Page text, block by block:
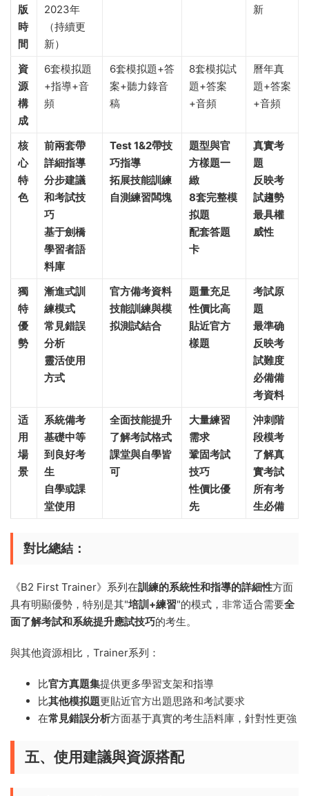
版
時
間
2023年
（持續更
新）
新
資
源
構
成
6套模拟題
+指導+音
頻
6套模拟題+答
案+聽力錄音
稿
8套模拟試
題+答案
+音頻
曆年真
題+答案
+音頻
核
心
特
色
前兩套帶
詳細指導
分步建議
和考試技
巧
基于劍橋
學習者語
料庫
Test 1&2帶技
巧指導
拓展技能訓練
自測練習闆塊
題型與官
方樣題一
緻
8套完整模
拟題
配套答題
卡
真實考
題
反映考
試趨勢
最具權
威性
獨
特
優
勢
漸進式訓
練模式
常見錯誤
分析
靈活使用
方式
官方備考資料
技能訓練與模
拟測試結合
題量充足
性價比高
貼近官方
樣題
考試原
題
最準确
反映考
試難度
必備備
考資料
适
用
場
景
系統備考
基礎中等
到良好考
生
自學或課
堂使用
全面技能提升
了解考試格式
課堂與自學皆
可
大量練習
需求
鞏固考試
技巧
性價比優
先
沖刺階
段模考
了解真
實考試
所有考
生必備
對比總結：
《B2 First Trainer》系列在訓練的系統性和指導的詳細性方面
具有明顯優勢，特别是其"培訓+練習"的模式，非常适合需要全
面了解考試和系統提升應試技巧的考生。
與其他資源相比，Trainer系列：
比官方真題集提供更多學習支架和指導
比其他模拟題更貼近官方出題思路和考試要求
在常見錯誤分析方面基于真實的考生語料庫，針對性更強
五、使用建議與資源搭配